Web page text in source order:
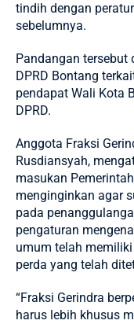
tindih dengan
sebelumnya.
Pandangan
DPRD Bontang
pendapat Wali Kota
DPRD.
Anggota Fraksi
Rusdiansyah,
masukan
menginginkan agar
pada
pengaturan
umum telah
perda yang telah
“Fraksi Gerindra
harus lebih khusus